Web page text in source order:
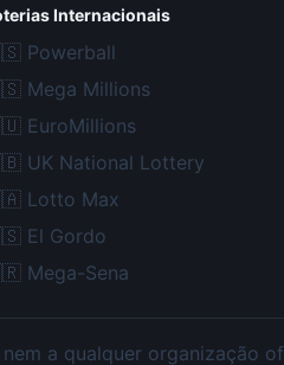
Internacionais
Powerball
Mega Millions
EuroMillions
UK National Lottery
Lotto Max
El Gordo
Mega-Sena
a qualquer organização